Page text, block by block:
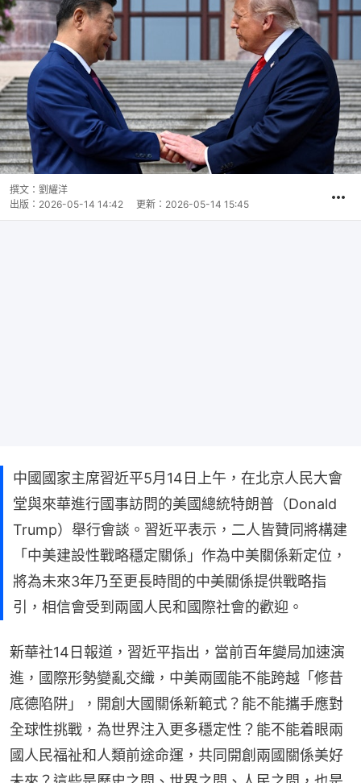
撰文： 劉耀洋
出版： 2026-05-14 14:42 更新： 2026-05-14 15:45
中國國家主席習近平5月14日上午，在北京人民大會
堂與來華進行國事訪問的美國總統特朗普（Donald
Trump）舉行會談。習近平表示，二人皆贊同將構建
「中美建設性戰略穩定關係」作為中美關係新定位，
將為未來3年乃至更長時間的中美關係提供戰略指
引，相信會受到兩國人民和國際社會的歡迎。
新華社14日報道，習近平指出，當前百年變局加速演
進，國際形勢變亂交織，中美兩國能不能跨越「修昔
底德陷阱」，開創大國關係新範式？能不能攜手應對
全球性挑戰，為世界注入更多穩定性？能不能着眼兩
國人民福祉和人類前途命運，共同開創兩國關係美好